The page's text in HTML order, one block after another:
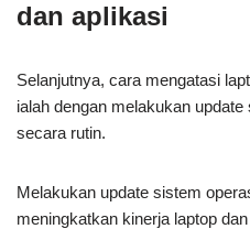
dan aplikasi
Selanjutnya, cara mengatasi
ialah dengan melakukan
secara rutin.
Melakukan update sistem
meningkatkan kinerja laptop